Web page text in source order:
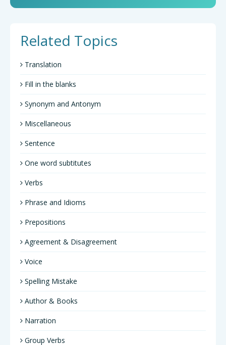
Related Topics
Translation
Fill in the blanks
Synonym and Antonym
Miscellaneous
Sentence
One word subtitutes
Verbs
Phrase and Idioms
Prepositions
Agreement & Disagreement
Voice
Spelling Mistake
Author & Books
Narration
Group Verbs